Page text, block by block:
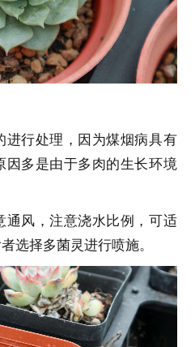
进行处理，因为煤烟病具有
因多是由于多肉的生长环境
通风，注意浇水比例，可适
选择多菌灵进行喷施。